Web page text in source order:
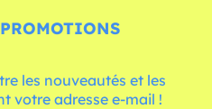
les nouveautés et les
votre adresse e-mail !